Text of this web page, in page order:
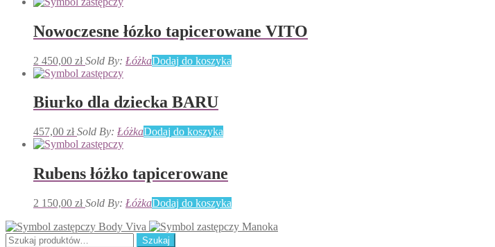
Nowoczesne łózko tapicerowane VITO
2 450,00 zł Sold By: ŁóżkaDodaj do koszyka
Biurko dla dziecka BARU
457,00 zł Sold By: ŁóżkaDodaj do koszyka
Rubens łóżko tapicerowane
2 150,00 zł Sold By: ŁóżkaDodaj do koszyka
Body Viva
Manoka
Szukaj:
Szukaj